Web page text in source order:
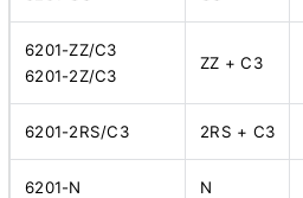
6201-ZZ/C3
6201-2Z/C3
ZZ + C3
6201-2RS/C3 2RS + C3
6201-N N